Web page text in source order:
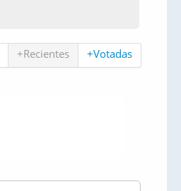
+Recientes +Votadas